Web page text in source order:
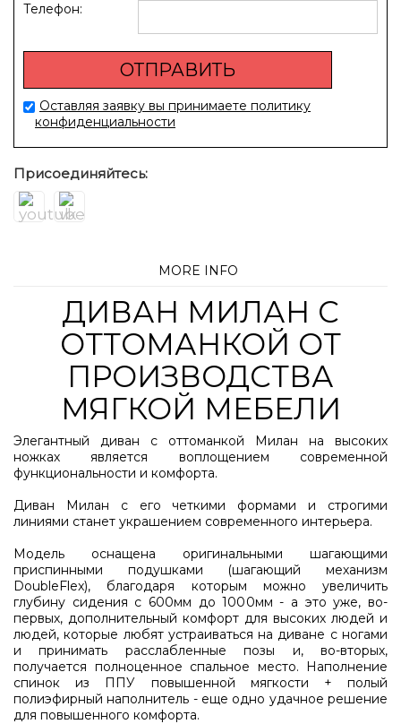
Телефон:
Оставляя заявку вы принимаете политику
конфиденциальности
Присоединяйтесь:
MORE INFO
ДИВАН МИЛАН С
ОТТОМАНКОЙ ОТ
ПРОИЗВОДСТВА
МЯГКОЙ МЕБЕЛИ
Элегантный диван с оттоманкой Милан на высоких
ножках является воплощением современной
функциональности и комфорта.
Диван Милан с его четкими формами и строгими
линиями станет украшением современного интерьера.
Модель оснащена оригинальными шагающими
приспинными подушками (шагающий механизм
DoubleFlex), благодаря которым можно увеличить
глубину сидения с 600мм до 1000мм - а это уже, во-
первых, дополнительный комфорт для высоких людей и
людей, которые любят устраиваться на диване с ногами
и принимать расслабленные позы и, во-вторых,
получается полноценное спальное место. Наполнение
спинок из ППУ повышенной мягкости + полый
полиэфирный наполнитель - еще одно удачное решение
для повышенного комфорта.